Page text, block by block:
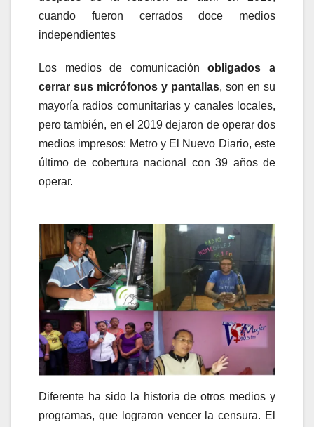
cuando fueron cerrados doce medios
independientes
Los medios de comunicaciónobligados a
cerrar sus micrófonos y pantallas, son en su
mayoría radios comunitarias y canales locales,
pero también, en el 2019 dejaron de operar dos
medios impresos: Metro y El Nuevo Diario, este
último de cobertura nacional con 39 años de
operar.
Diferente ha sido la historia de otros medios y
programas, que lograron vencer la censura. El